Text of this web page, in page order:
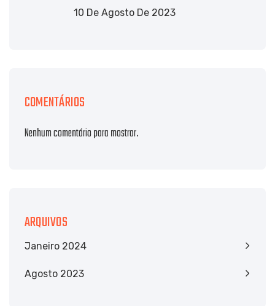
10 De Agosto De 2023
COMENTÁRIOS
Nenhum comentário para mostrar.
ARQUIVOS
Janeiro 2024
Agosto 2023